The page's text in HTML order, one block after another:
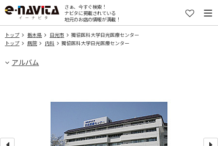
さぁ、今すぐ検索！
ナビタに掲載されている
地元のお店の情報が満載！
トップ 栃木県 日光市
獨協医科大学日光医療センター
トップ
病院 内科 獨協医科大学日光医療センター
アルバム